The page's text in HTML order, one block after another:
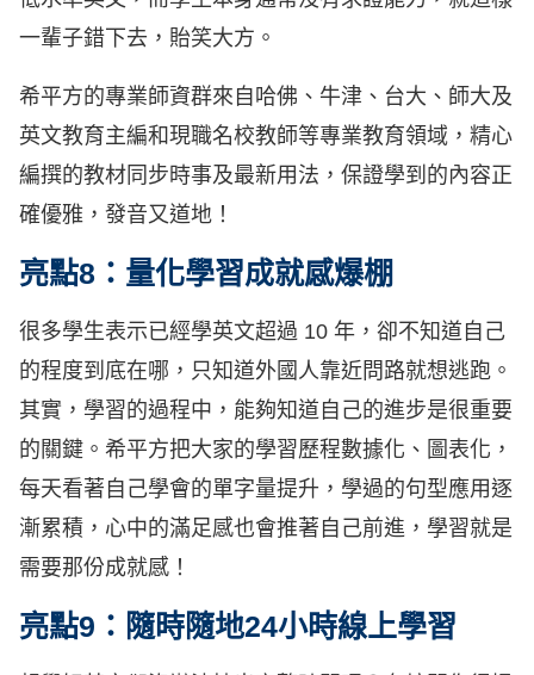
一輩子錯下去，貽笑大方。
希平方的專業師資群來自哈佛、牛津、台大、師大及
英文教育主編和現職名校教師等專業教育領域，精心
編撰的教材同步時事及最新用法，保證學到的內容正
確優雅，發音又道地！
亮點8：量化學習成就感爆棚
很多學生表示已經學英文超過 10 年，卻不知道自己
的程度到底在哪，只知道外國人靠近問路就想逃跑。
其實，學習的過程中，能夠知道自己的進步是很重要
的關鍵。希平方把大家的學習歷程數據化、圖表化，
每天看著自己學會的單字量提升，學過的句型應用逐
漸累積，心中的滿足感也會推著自己前進，學習就是
需要那份成就感！
亮點9：隨時隨地24小時線上學習